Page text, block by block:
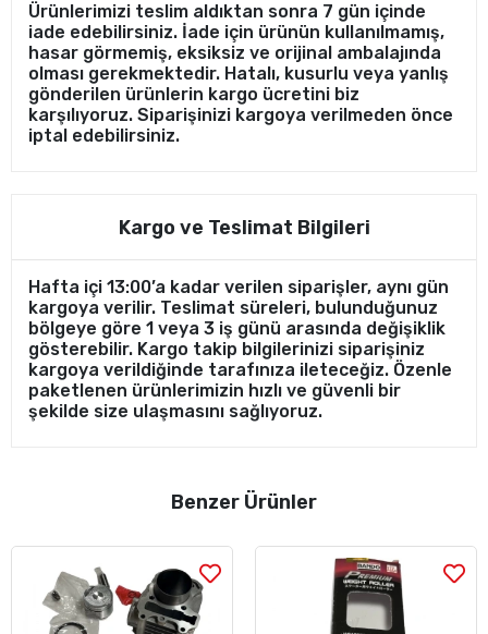
Ürünlerimizi teslim aldıktan sonra 7 gün içinde
iade edebilirsiniz. İade için ürünün kullanılmamış,
hasar görmemiş, eksiksiz ve orijinal ambalajında
olması gerekmektedir. Hatalı, kusurlu veya yanlış
gönderilen ürünlerin kargo ücretini biz
karşılıyoruz. Siparişinizi kargoya verilmeden önce
iptal edebilirsiniz.
Kargo ve Teslimat Bilgileri
Hafta içi 13:00’a kadar verilen siparişler, aynı gün
kargoya verilir. Teslimat süreleri, bulunduğunuz
bölgeye göre 1 veya 3 iş günü arasında değişiklik
gösterebilir. Kargo takip bilgilerinizi siparişiniz
kargoya verildiğinde tarafınıza ileteceğiz. Özenle
paketlenen ürünlerimizin hızlı ve güvenli bir
şekilde size ulaşmasını sağlıyoruz.
Benzer Ürünler